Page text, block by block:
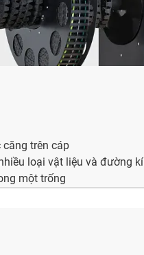
căng trên cáp
loại vật liệu và đường
một trống